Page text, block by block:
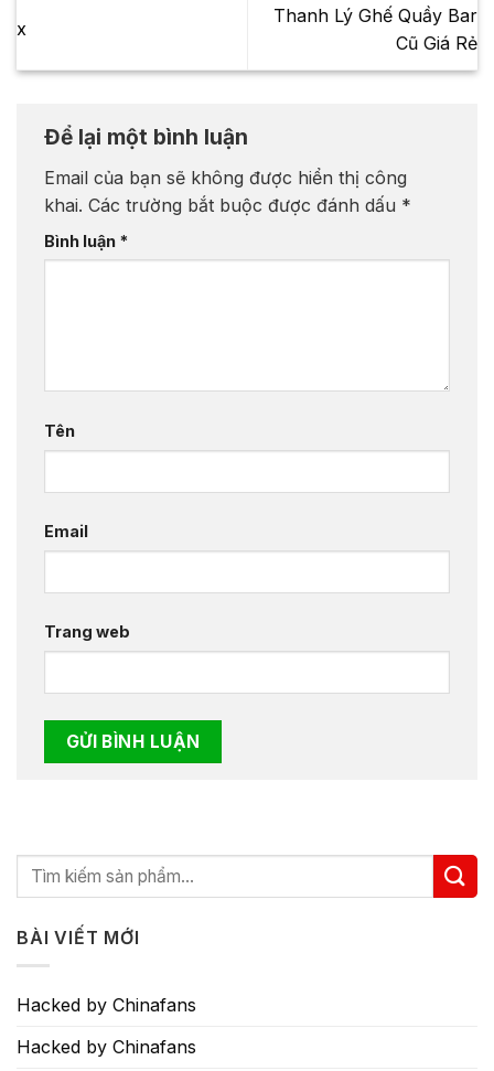
x
Thanh Lý Ghế Quầy Bar
Cũ Giá Rẻ
Để lại một bình luận
Email của bạn sẽ không được hiển thị công
khai. Các trường bắt buộc được đánh dấu *
Bình luận *
Tên
Email
Trang web
BÀI VIẾT MỚI
Hacked by Chinafans
Hacked by Chinafans